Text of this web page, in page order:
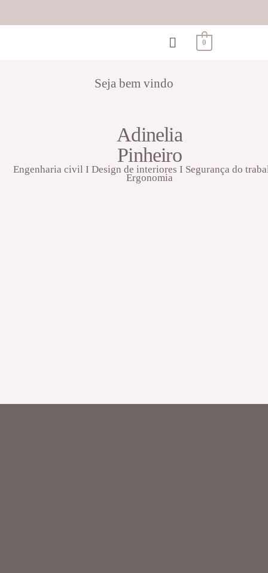
0
Seja bem vindo
Adinelia
Pinheiro
Engenharia civil I Design de interiores I Segurança do
Ergonomia